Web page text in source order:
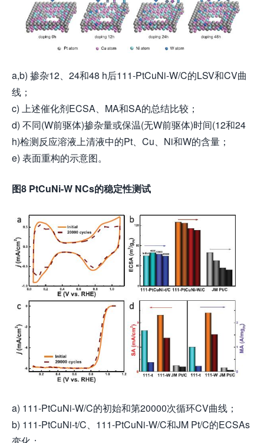
a,b) 掺杂12、24和48 h后111-PtCuNi-W/C的LSV和CV曲
线；
c) 上述催化剂ECSA、MA和SA的总结比较；
d) 不同(W前驱体)掺杂量或保温(无W前驱体)时间(12和24
h)检测反应溶液上清液中的Pt、Cu、Ni和W的含量；
e) 表面重构的示意图。
图8 PtCuNi-W NCs的稳定性测试
a) 111-PtCuNi-W/C的初始和第20000次循环CV曲线；
b) 111-PtCuNi-t/C、111-PtCuNi-W/C和JM Pt/C的ECSAs